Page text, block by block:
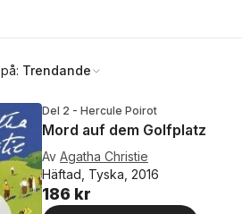
Trendande
Del 2 - Hercule Poirot
Mord auf dem Golfplatz
Av Agatha Christie
Häftad, Tyska, 2016
186 kr